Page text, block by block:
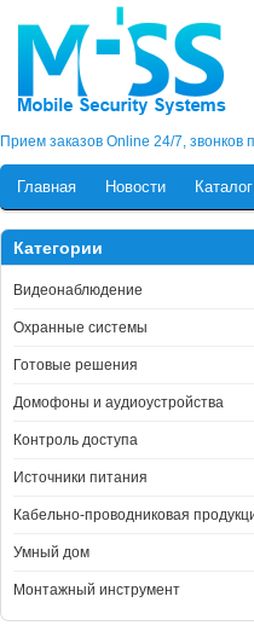
Прием заказов Online 24/7, звонков
Главная Новости
Категории
Видеонаблюдение
Охранные системы
Готовые решения
Домофоны и аудиоустройства
Контроль доступа
Источники питания
Кабельно-проводниковая
Умный дом
Монтажный инструмент